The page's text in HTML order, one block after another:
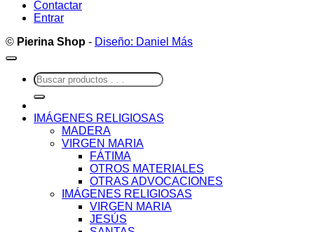
Contactar
Entrar
© Pierina Shop - Diseño: Daniel Más
Buscar
por:
IMÁGENES RELIGIOSAS
MADERA
VIRGEN MARIA
FÁTIMA
OTROS MATERIALES
OTRAS ADVOCACIONES
IMÁGENES RELIGIOSAS
VIRGEN MARIA
JESÚS